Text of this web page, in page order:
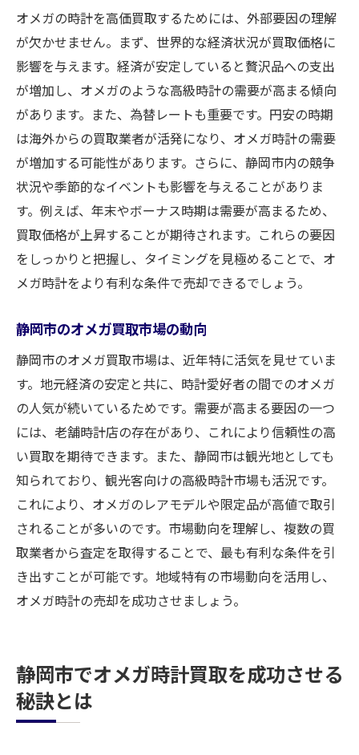
正規品証明が重要な理由
保証書紛失時の対処法
静岡市でのオメガ買取を成功させるための実践
的な方法
最適なタイミングでの買取を狙う
市場動向を把握し価格交渉に挑む
静岡市の買取イベントを活用する
買取前に行うべき準備と確認
地域特有の買取オファーを活かす
成功事例を参考にした取引戦略
オメガの時計を高価買取するためには、外部要因の理解
が欠かせません。まず、世界的な経済状況が買取価格に
影響を与えます。経済が安定していると贅沢品への支出
が増加し、オメガのような高級時計の需要が高まる傾向
があります。また、為替レートも重要です。円安の時期
は海外からの買取業者が活発になり、オメガ時計の需要
が増加する可能性があります。さらに、静岡市内の競争
状況や季節的なイベントも影響を与えることがありま
す。例えば、年末やボーナス時期は需要が高まるため、
買取価格が上昇することが期待されます。これらの要因
をしっかりと把握し、タイミングを見極めることで、オ
メガ時計をより有利な条件で売却できるでしょう。
静岡市のオメガ買取市場の動向
静岡市のオメガ買取市場は、近年特に活気を見せていま
す。地元経済の安定と共に、時計愛好者の間でのオメガ
の人気が続いているためです。需要が高まる要因の一つ
には、老舗時計店の存在があり、これにより信頼性の高
い買取を期待できます。また、静岡市は観光地としても
知られており、観光客向けの高級時計市場も活況です。
これにより、オメガのレアモデルや限定品が高値で取引
されることが多いのです。市場動向を理解し、複数の買
取業者から査定を取得することで、最も有利な条件を引
き出すことが可能です。地域特有の市場動向を活用し、
オメガ時計の売却を成功させましょう。
静岡市でオメガ時計買取を成功させる
秘訣とは